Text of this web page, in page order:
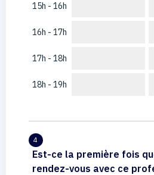
15h - 16h
16h - 17h
17h - 18h
18h - 19h
4
Est-ce la première fois
rendez-vous avec ce